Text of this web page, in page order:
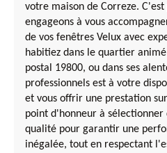
votre maison de Correze.
engageons à vous
de vos fenêtres Velux avec
habitiez dans le quartier
postal 19800, ou dans ses
professionnels est à votre
et vous offrir une prestation
point d'honneur à
qualité pour garantir une
inégalée, tout en respectant